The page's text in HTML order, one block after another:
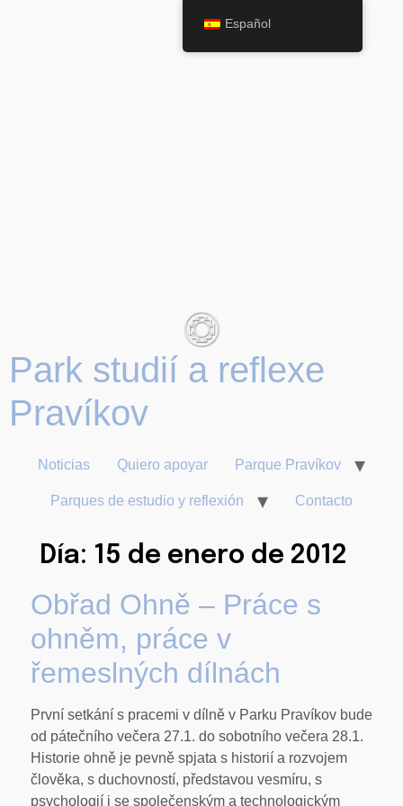
Park studií a reflexe
Noticias Quiero apoyar Parque Pravíkov
Parques de estudio y reflexión Contacto
Día: 15 de enero de 2012
Obřad Ohně – Práce s
ohněm, práce v
řemeslných dílnách
První setkání s pracemi v dílně v Parku Pravíkov bude
od pátečního večera 27.1. do sobotního večera 28.1.
Historie ohně je pevně spjata s historií a rozvojem
člověka, s duchovností, představou vesmíru, s
psychologií i se společenským a technologickým
Español